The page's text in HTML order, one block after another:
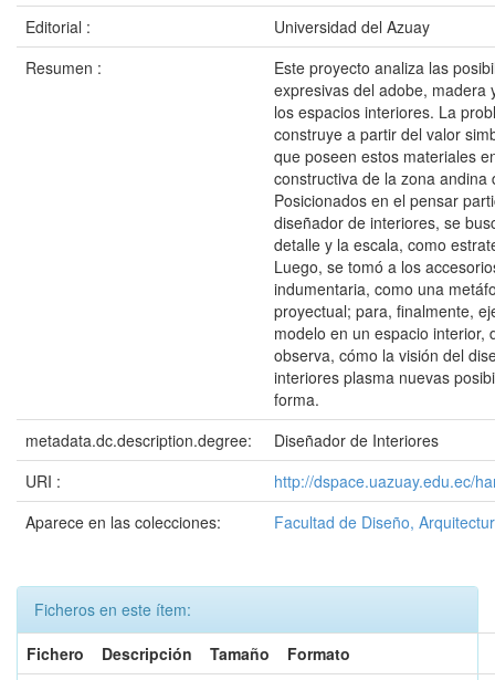
Editorial :
Universidad del Azuay
Resumen :
Este proyecto analiza las
expresivas del adobe, madera
los espacios interiores. La
construye a partir del valor
que poseen estos materiales
constructiva de la zona andina
Posicionados en el pensar
diseñador de interiores, se
detalle y la escala, como
Luego, se tomó a los
indumentaria, como una
proyectual; para, finalmente,
modelo en un espacio interior,
observa, cómo la visión del
interiores plasma nuevas
forma.
metadata.dc.description.degree:
Diseñador de Interiores
URI :
http://dspace.uazuay.edu.ec/
Aparece en las colecciones:
Facultad de Diseño,
Ficheros en este ítem:
Fichero
Descripción Tamaño
Formato